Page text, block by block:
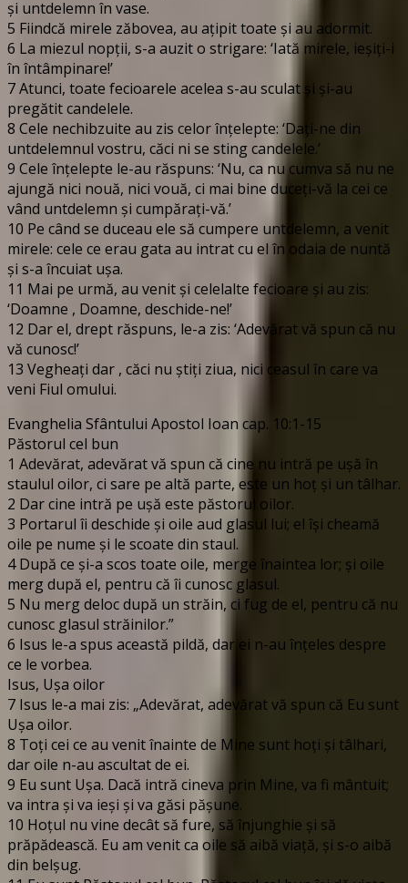
şi untdelemn în vase.
5 Fiindcă mirele zăbovea, au aţipit toate şi au adormit.
6 La miezul nopţii, s-a auzit o strigare: ‘Iată mirele, ieşiţi-i
în întâmpinare!’
7 Atunci, toate fecioarele acelea s-au sculat şi şi-au
pregătit candelele.
8 Cele nechibzuite au zis celor înţelepte: ‘Daţi-ne din
untdelemnul vostru, căci ni se sting candelele.’
9 Cele înţelepte le-au răspuns: ‘Nu, ca nu cumva să nu ne
ajungă nici nouă, nici vouă, ci mai bine duceţi-vă la cei ce
vând untdelemn şi cumpăraţi-vă.’
10 Pe când se duceau ele să cumpere untdelemn, a venit
mirele: cele ce erau gata au intrat cu el în odaia de nuntă
şi s-a încuiat uşa.
11 Mai pe urmă, au venit şi celelalte fecioare şi au zis:
‘Doamne , Doamne, deschide-ne!’
12 Dar el, drept răspuns, le-a zis: ‘Adevărat vă spun că nu
vă cunosc!’
13 Vegheaţi dar , căci nu ştiţi ziua, nici ceasul în care va
veni Fiul omului.
Evanghelia Sfântului Apostol Ioan cap. 10:1-15
Păstorul cel bun
1 Adevărat, adevărat vă spun că cine nu intră pe uşă în
staulul oilor, ci sare pe altă parte, este un hoţ şi un tâlhar.
2 Dar cine intră pe uşă este păstorul oilor.
3 Portarul îi deschide şi oile aud glasul lui; el îşi cheamă
oile pe nume şi le scoate din staul.
4 După ce şi-a scos toate oile, merge înaintea lor; şi oile
merg după el, pentru că îi cunosc glasul.
5 Nu merg deloc după un străin, ci fug de el, pentru că nu
cunosc glasul străinilor.”
6 Isus le-a spus această pildă, dar ei n-au înţeles despre
ce le vorbea.
Isus, Uşa oilor
7 Isus le-a mai zis: „Adevărat, adevărat vă spun că Eu sunt
Uşa oilor.
8 Toţi cei ce au venit înainte de Mine sunt hoţi şi tâlhari,
dar oile n-au ascultat de ei.
9 Eu sunt Uşa. Dacă intră cineva prin Mine, va fi mântuit;
va intra şi va ieşi şi va găsi păşune.
10 Hoţul nu vine decât să fure, să înjunghie şi să
prăpădească. Eu am venit ca oile să aibă viaţă, şi s-o aibă
din belşug.